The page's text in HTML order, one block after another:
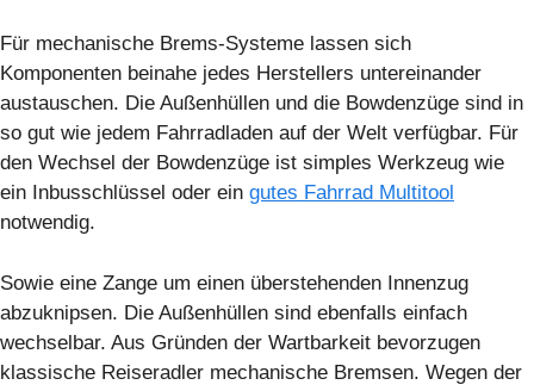
Für mechanische Brems-Systeme lassen sich
Komponenten beinahe jedes Herstellers untereinander
austauschen. Die Außenhüllen und die Bowdenzüge sind in
so gut wie jedem Fahrradladen auf der Welt verfügbar. Für
den Wechsel der Bowdenzüge ist simples Werkzeug wie
ein Inbusschlüssel oder ein gutes Fahrrad Multitool
notwendig.
Sowie eine Zange um einen überstehenden Innenzug
abzuknipsen. Die Außenhüllen sind ebenfalls einfach
wechselbar. Aus Gründen der Wartbarkeit bevorzugen
klassische Reiseradler mechanische Bremsen. Wegen der